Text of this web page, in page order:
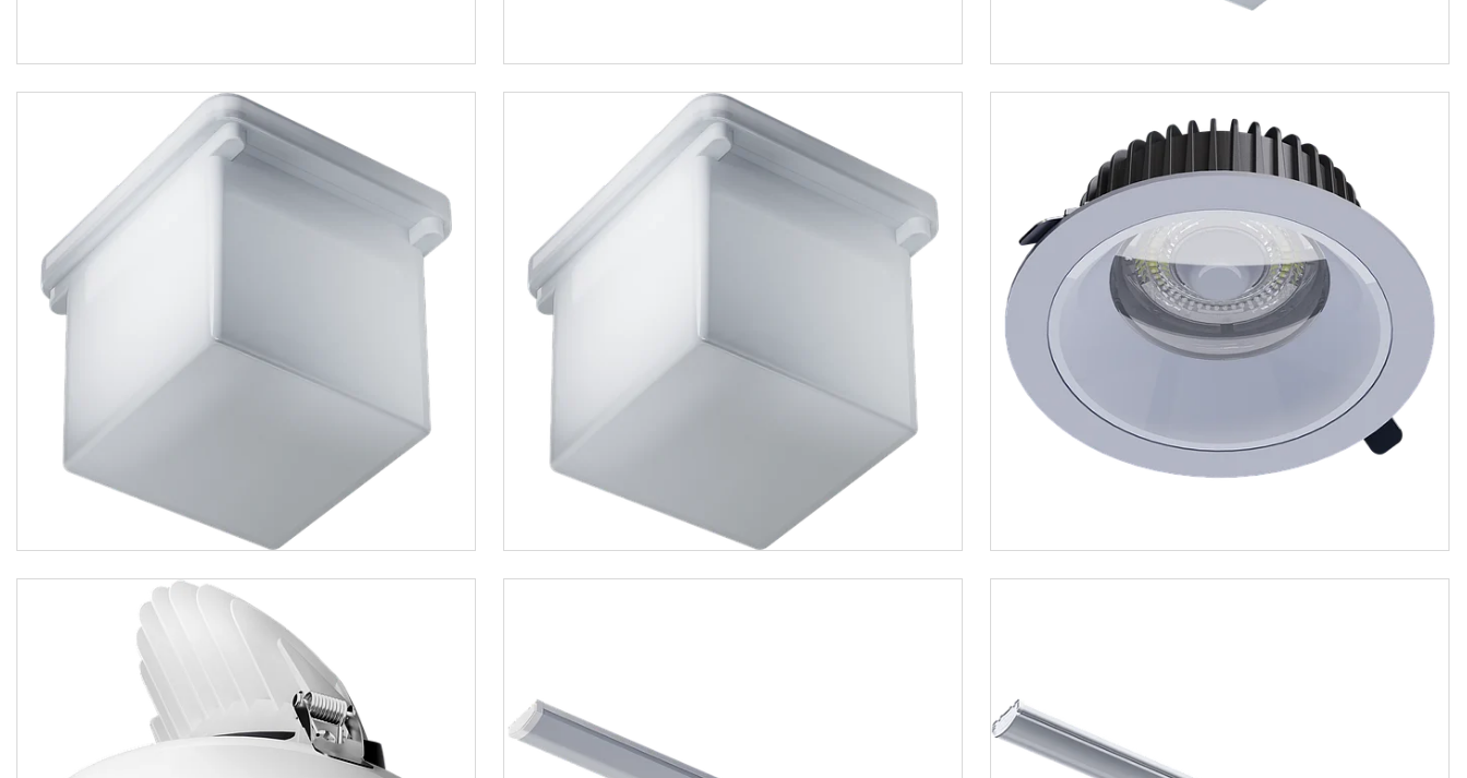
Световые Технологии
ФАРЛАЙТ
АСТЗ
NLCO
Управление освещением
Аварийное освещение
Освещение для торговых
Промышленное освещение
Освещение для объектов ЖКХ
Освещение для медицинских
учреждений
Отзывы